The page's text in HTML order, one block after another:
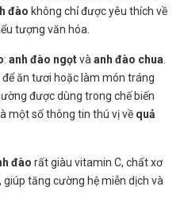
đào không chỉ được yêu thích về
tượng văn hóa.
: anh đào ngọtvà anh đào chua
ăn tươi hoặc làm món tráng
được dùng trong chế biến
một số thông tin thú vị về quả
đào rất giàu vitamin C, chất xơ
tăng cường hệ miễn dịch và